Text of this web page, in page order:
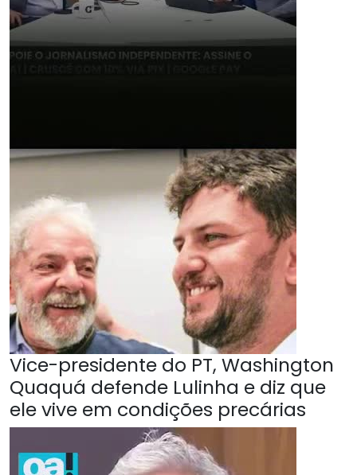
Vice-presidente do PT, Washington
Quaquá defende Lulinha e diz que
ele vive em condições precárias